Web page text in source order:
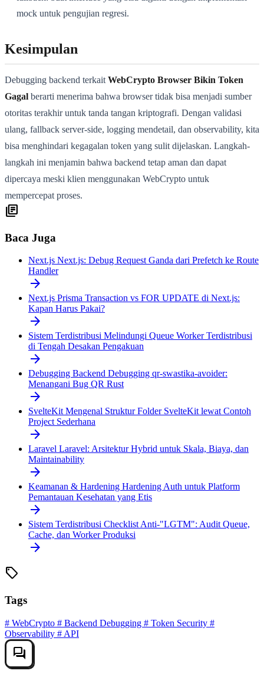
mock untuk pengujian regresi.
Kesimpulan
Debugging backend terkait WebCrypto Browser Bikin Token
Gagal berarti menerima bahwa browser tidak bisa menjadi sumber
otoritas terakhir untuk tanda tangan kriptografi. Dengan validasi
ulang, fallback server-side, logging mendetail, dan observability, kita
bisa menghindari kegagalan token yang sulit dijelaskan. Langkah-
langkah ini menjamin bahwa backend tetap aman dan dapat
dipercaya meski klien menggunakan WebCrypto untuk
mempercepat proses.
library_books
Baca Juga
Next.js Next.js: Debug Request Ganda dari Prefetch ke Route
Handler
arrow_forward
Next.js Prisma Transaction vs FOR UPDATE di Next.js:
Kapan Harus Pakai?
arrow_forward
Sistem Terdistribusi Melindungi Queue Worker Terdistribusi
di Tengah Desakan Pengakuan
arrow_forward
Debugging Backend Debugging qr-swastika-avoider:
Menangani Bug QR Rust
arrow_forward
SvelteKit Mengenal Struktur Folder SvelteKit lewat Contoh
Project Sederhana
arrow_forward
Laravel Laravel: Arsitektur Hybrid untuk Skala, Biaya, dan
Maintainability
arrow_forward
Keamanan & Hardening Hardening Auth untuk Platform
Pemantauan Kesehatan yang Etis
arrow_forward
Sistem Terdistribusi Checklist Anti-"LGTM": Audit Queue,
Cache, dan Worker Produksi
arrow_forward
sell
Tags
# WebCrypto # Backend Debugging # Token Security #
Observability # API
forum